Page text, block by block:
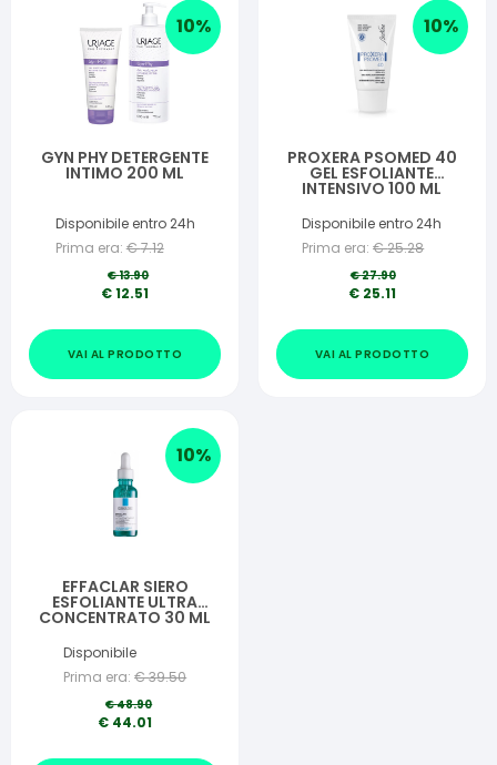
10%
GYN PHY DETERGENTE
INTIMO 200 ML
Disponibile entro 24h
Prima era: €7.12
€13.90
€12.51
VAI AL PRODOTTO
10%
PROXERA PSOMED 40
GEL ESFOLIANTE
INTENSIVO 100 ML
Disponibile entro 24h
Prima era: €25.28
€27.90
€ 25.11
VAI AL PRODOTTO
10%
EFFACLAR SIERO
ESFOLIANTE ULTRA
CONCENTRATO 30 ML
Disponibile
Prima era: €39.50
€48.90
€ 44.01